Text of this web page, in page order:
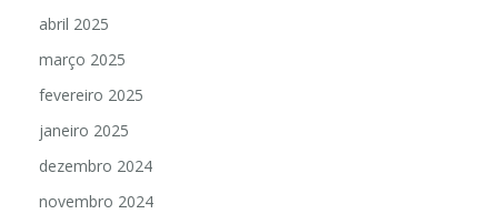
abril 2025
março 2025
fevereiro 2025
janeiro 2025
dezembro 2024
novembro 2024